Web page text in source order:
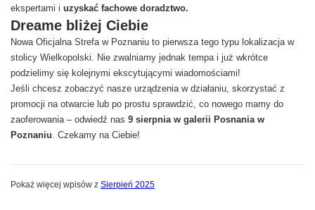
ekspertami i uzyskać fachowe doradztwo.
Dreame bliżej Ciebie
Nowa Oficjalna Strefa w Poznaniu to pierwsza tego typu lokalizacja w
stolicy Wielkopolski. Nie zwalniamy jednak tempa i już wkrótce
podzielimy się kolejnymi ekscytującymi wiadomościami!
Jeśli chcesz zobaczyć nasze urządzenia w działaniu, skorzystać z
promocji na otwarcie lub po prostu sprawdzić, co nowego mamy do
zaoferowania – odwiedź nas 9 sierpnia w galerii Posnania w
Poznaniu. Czekamy na Ciebie!
Pokaż więcej wpisów z Sierpień 2025